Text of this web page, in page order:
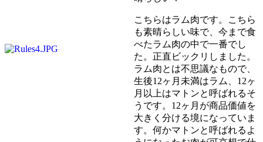
こちらはラム肉です。こちら
も素晴らしい味で、今まで食
べたラム肉の中で一番でし
た。正直ビックリしました。
ラム肉とは不思議なもので、
生後12ヶ月未満はラム、12ヶ
月以上はマトンと呼ばれるそ
うです。12ヶ月が商品価値を
大きく分ける境になっていま
す。何かマトンと呼ばれるよ